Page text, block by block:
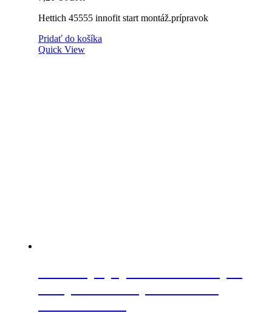
Hettich 45555 innofit start montáž.prípravok
Pridať do košíka
Quick View